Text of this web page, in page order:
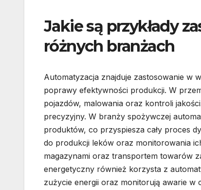
Jakie są przykłady
różnych branżach
Automatyzacja znajduje zastosowanie w
poprawy efektywności produkcji. W
pojazdów, malowania oraz kontroli
precyzyjny. W branży spożywczej
produktów, co przyspiesza cały proces
do produkcji leków oraz monitorowania
magazynami oraz transportem towarów
energetyczny również korzysta z
zużycie energii oraz monitorują awarie w